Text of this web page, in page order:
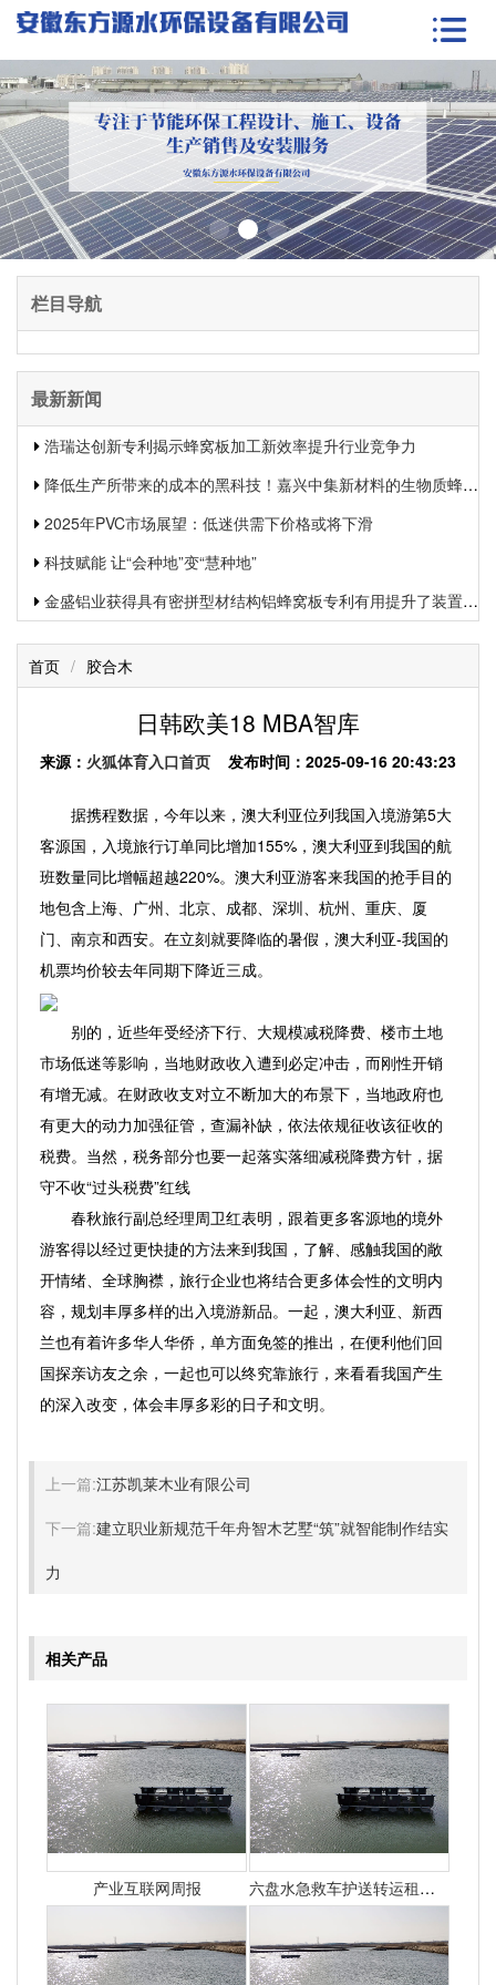
栏目导航
最新新闻
浩瑞达创新专利揭示蜂窝板加工新效率提升行业竞争力
降低生产所带来的成本的黑科技！嘉兴中集新材料的生物质蜂窝板专利申报引发热议
2025年PVC市场展望：低迷供需下价格或将下滑
科技赋能 让“会种地”变“慧种地”
金盛铝业获得具有密拼型材结构铝蜂窝板专利有用提升了装置功率和装置质量
首页 / 胶合木
日韩欧美18 MBA智库
来源： 火狐体育入口首页 发布时间：2025-09-16 20:43:23
据携程数据，今年以来，澳大利亚位列我国入境游第5大
客源国，入境旅行订单同比增加155%，澳大利亚到我国的航
班数量同比增幅超越220%。澳大利亚游客来我国的抢手目的
地包含上海、广州、北京、成都、深圳、杭州、重庆、厦
门、南京和西安。在立刻就要降临的暑假，澳大利亚-我国的
机票均价较去年同期下降近三成。
别的，近些年受经济下行、大规模减税降费、楼市土地
市场低迷等影响，当地财政收入遭到必定冲击，而刚性开销
有增无减。在财政收支对立不断加大的布景下，当地政府也
有更大的动力加强征管，查漏补缺，依法依规征收该征收的
税费。当然，税务部分也要一起落实落细减税降费方针，据
守不收“过头税费”红线
春秋旅行副总经理周卫红表明，跟着更多客源地的境外
游客得以经过更快捷的方法来到我国，了解、感触我国的敞
开情绪、全球胸襟，旅行企业也将结合更多体会性的文明内
容，规划丰厚多样的出入境游新品。一起，澳大利亚、新西
兰也有着许多华人华侨，单方面免签的推出，在便利他们回
国探亲访友之余，一起也可以终究靠旅行，来看看我国产生
的深入改变，体会丰厚多彩的日子和文明。
上一篇:江苏凯莱木业有限公司
下一篇:建立职业新规范千年舟智木艺墅“筑”就智能制作结实
力
相关产品
产业互联网周报 六盘水急救车护送转运租赁收费价目表-正规救护车出租最新排名一览